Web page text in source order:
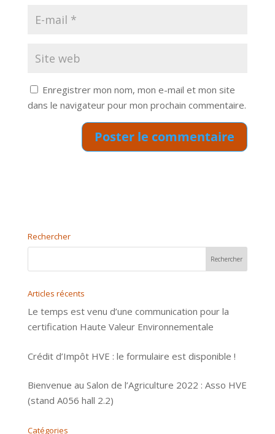
Enregistrer mon nom, mon e-mail et mon site
dans le navigateur pour mon prochain commentaire.
Rechercher
Articles récents
Le temps est venu d’une communication pour la
certification Haute Valeur Environnementale
Crédit d’Impôt HVE : le formulaire est disponible !
Bienvenue au Salon de l’Agriculture 2022 : Asso HVE
(stand A056 hall 2.2)
Catégories